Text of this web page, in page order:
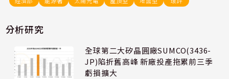
分析研究
全球第二大矽晶圓廠SUMCO(3436-
JP)陷折舊高峰 新廠投產拖累前三季
虧損擴大